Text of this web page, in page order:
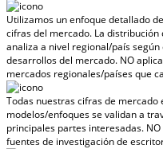
Utilizamos un enfoque detallado
cifras del mercado. La
analiza a nivel regional/país
desarrollos del mercado. NO
mercados regionales/paísesque
Todas nuestras cifras de
modelos/enfoques se validan a
principales partes interesadas.
fuentes de investigación de